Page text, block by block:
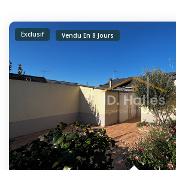
Exclusif Vendu En 8 Jours